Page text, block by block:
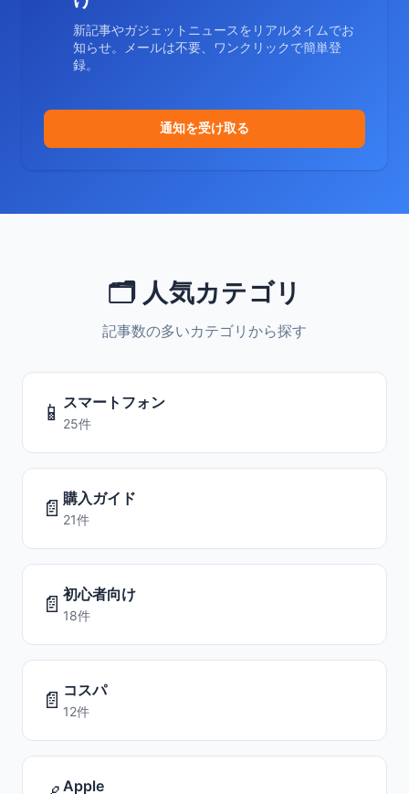
新記事やガジェットニュースをリアルタイムでお
知らせ。メールは不要、ワンクリックで簡単登
録。
通知を受け取る
🗂️ 人気カテゴリ
記事数の多いカテゴリから探す
📱 スマートフォン
25件
📄 購入ガイド
21件
📄 初心者向け
18件
📄 コスパ
12件
Apple